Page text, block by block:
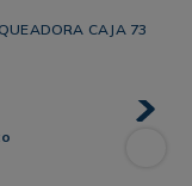
CAJA 73